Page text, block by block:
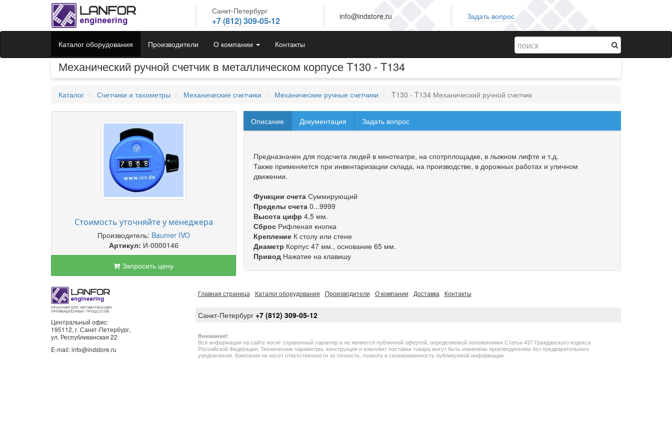
Санкт-Петербург
+7 (812) 309-05-12 info@indstore.ru Задать вопрос
Каталог оборудования Производители О компании Контакты
Механический ручной счетчик в металлическом корпусе T130 - T134
Каталог Счетчики и тахометры Механические счетчики Механические ручные счетчики T130 - T134 Механический ручной счетчик
Стоимость уточняйте у менеджера
Производитель: Baumer IVO
Артикул: И-0000146
Запросить цену
Описание Документация Задать вопрос
Предназначен для подсчета людей в кинотеатре, на спотрплощадке, в лыжном лифте и т.д.
Также применяется при инвентаризации склада, на производстве, в дорожных работах и уличном
движении.
Функции счета Суммирующий
Пределы счета0...9999
Высота цифр 4,5 мм.
Сброс Рифленая кнопка
Крепление К столу или стене
Диаметр Корпус 47 мм., основание 65 мм.
Привод Нажатие на клавишу
Центральный офис:
195112, г. Санкт-Петербург,
ул. Республиканская 22
E-mail: info@indstore.ru
Главная страница Каталог оборудования Производители О компании Доставка Контакты
Санкт-Петербург +7 (812) 309-05-12
Внимание!
Вся информация на сайте носит справочный характер и не является публичной офертой, определяемой положениями Статьи 437 Гражданского кодекса
Российской Федерации. Технические параметры, конструкция и комплект поставки товара могут быть изменены производителем без предварительного
уведомления. Компания не несет ответственности за точность, полноту и своевременность публикуемой информации.